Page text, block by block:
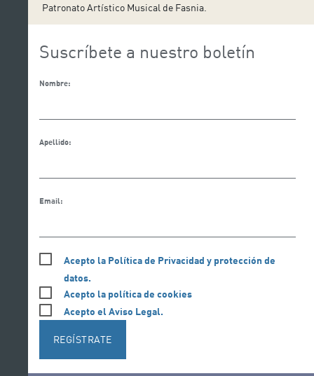
Patronato Artístico Musical de Fasnia.
Suscríbete a nuestro boletín
Nombre:
Apellido:
Email:
Acepto la Política de Privacidad y protección de
datos.
Acepto la política de cookies
Acepto el Aviso Legal.
REGÍSTRATE